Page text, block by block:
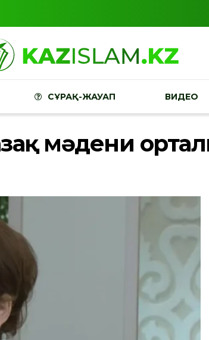
СҰРАҚ-ЖАУАП ВИДЕО
мәдени